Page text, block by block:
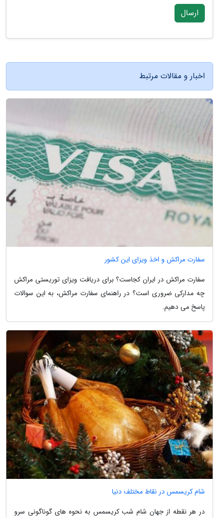
ارسال
اخبار و مقالات مرتبط
سفارت مراکش و اخذ ویزای این کشور
سفارت مراکش در ایران کجاست؟ برای دریافت ویزای توریستی مراکش
چه مدارکی ضروری است؟ در راهنمای سفارت مراکش، به این سوالات
پاسخ می دهیم.
شام کریسمس در نقاط مختلف دنیا
در هر نقطه از جهان شام شب کریسمس به نحوه های گوناگونی سرو